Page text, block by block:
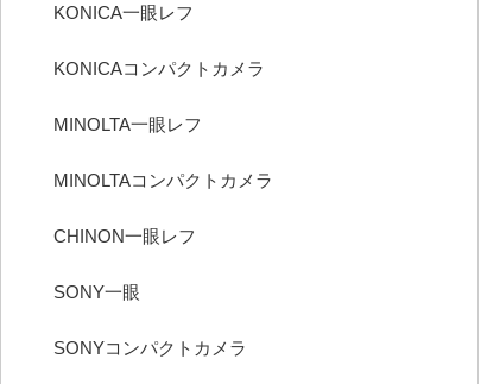
KONICA一眼レフ
KONICAコンパクトカメラ
MINOLTA一眼レフ
MINOLTAコンパクトカメラ
CHINON一眼レフ
SONY一眼
SONYコンパクトカメラ